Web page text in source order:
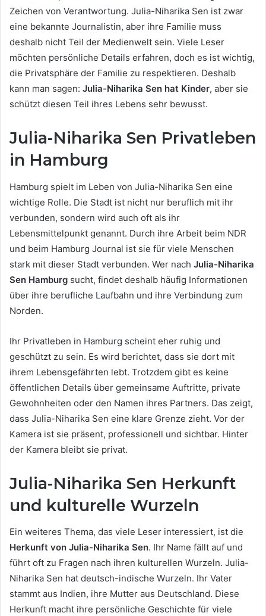
Zeichen von Verantwortung. Julia-Niharika Sen ist zwar
eine bekannte Journalistin, aber ihre Familie muss
deshalb nicht Teil der Medienwelt sein. Viele Leser
möchten persönliche Details erfahren, doch es ist wichtig,
die Privatsphäre der Familie zu respektieren. Deshalb
kann man sagen: Julia-Niharika Sen hat Kinder, aber sie
schützt diesen Teil ihres Lebens sehr bewusst.
Julia-Niharika Sen Privatleben
in Hamburg
Hamburg spielt im Leben von Julia-Niharika Sen eine
wichtige Rolle. Die Stadt ist nicht nur beruflich mit ihr
verbunden, sondern wird auch oft als ihr
Lebensmittelpunkt genannt. Durch ihre Arbeit beim NDR
und beim Hamburg Journal ist sie für viele Menschen
stark mit dieser Stadt verbunden. Wer nach Julia-Niharika
Sen Hamburg sucht, findet deshalb häufig Informationen
über ihre berufliche Laufbahn und ihre Verbindung zum
Norden.
Ihr Privatleben in Hamburg scheint eher ruhig und
geschützt zu sein. Es wird berichtet, dass sie dort mit
ihrem Lebensgefährten lebt. Trotzdem gibt es keine
öffentlichen Details über gemeinsame Auftritte, private
Gewohnheiten oder den Namen ihres Partners. Das zeigt,
dass Julia-Niharika Sen eine klare Grenze zieht. Vor der
Kamera ist sie präsent, professionell und sichtbar. Hinter
der Kamera bleibt sie privat.
Julia-Niharika Sen Herkunft
und kulturelle Wurzeln
Ein weiteres Thema, das viele Leser interessiert, ist die
Herkunft von Julia-Niharika Sen. Ihr Name fällt auf und
führt oft zu Fragen nach ihren kulturellen Wurzeln. Julia-
Niharika Sen hat deutsch-indische Wurzeln. Ihr Vater
stammt aus Indien, ihre Mutter aus Deutschland. Diese
Herkunft macht ihre persönliche Geschichte für viele